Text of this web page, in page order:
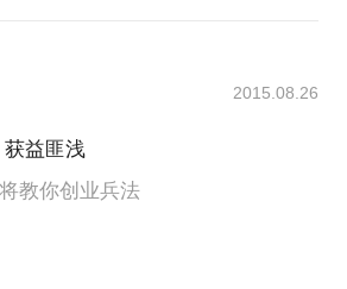
2015.08.26
益匪浅
教你创业兵法